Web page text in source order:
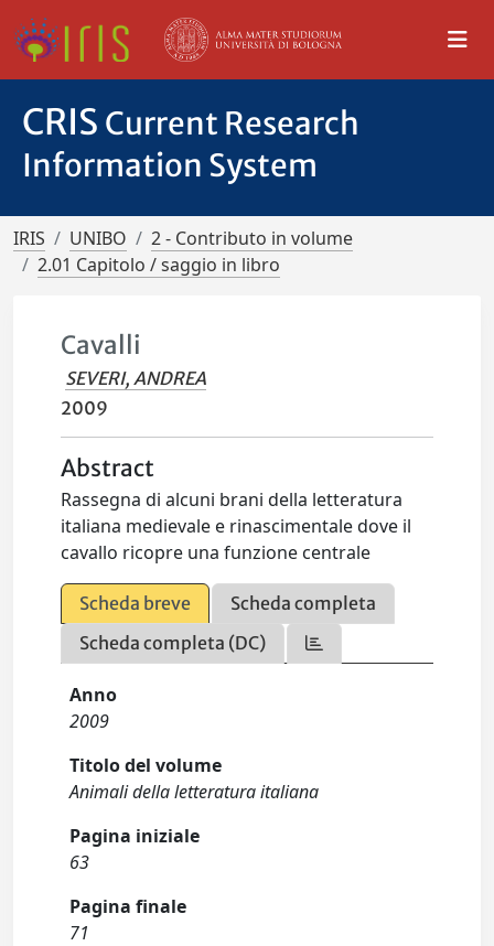
CRIS Current Research
Information System
IRIS UNIBO
2 - Contributo in volume
2.01 Capitolo / saggio in libro
Cavalli
SEVERI, ANDREA
2009
Abstract
Rassegna di alcuni brani della letteratura
italiana medievale e rinascimentale dove il
cavallo ricopre una funzione centrale
Scheda breve
Scheda completa
Scheda completa (DC)
Anno
2009
Titolo del volume
Animali della letteratura italiana
Pagina iniziale
63
Pagina finale
71